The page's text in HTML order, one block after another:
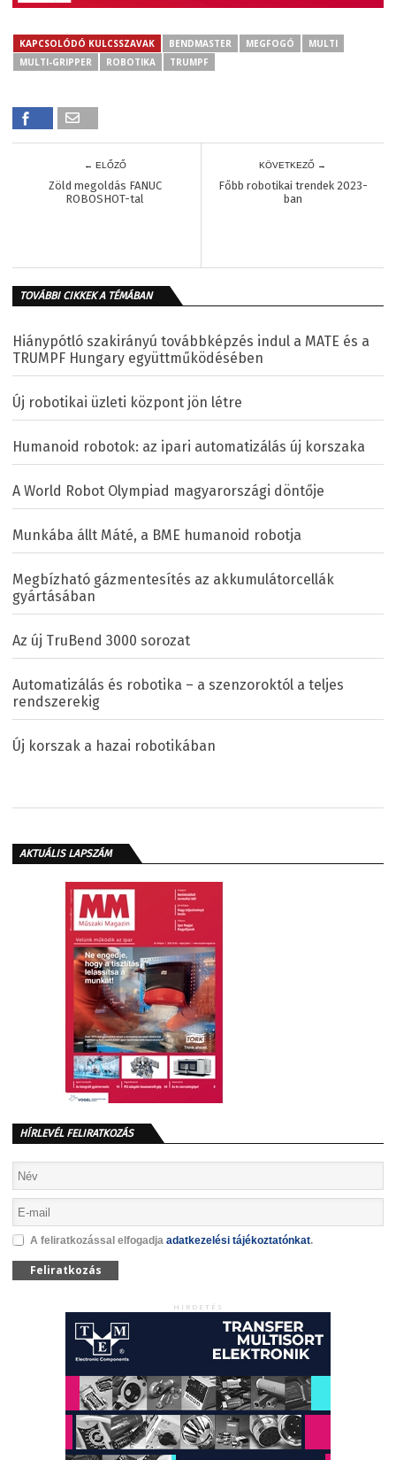
KAPCSOLÓDÓ KULCSSZAVAK BENDMASTER MEGFOGÓ
MULTI
MULTI-GRIPPER
ROBOTIKA TRUMPF
← ELŐZŐ
Zöld megoldás FANUC
ROBOSHOT-tal
KÖVETKEZŐ →
Főbb robotikai trendek 2023-
ban
TOVÁBBI CIKKEK A TÉMÁBAN
Hiánypótló szakirányú továbbképzés indul a MATE és a
TRUMPF Hungary együttműködésében
Új robotikai üzleti központ jön létre
Humanoid robotok: az ipari automatizálás új korszaka
A World Robot Olympiad magyarországi döntője
Munkába állt Máté, a BME humanoid robotja
Megbízható gázmentesítés az akkumulátorcellák
gyártásában
Az új TruBend 3000 sorozat
Automatizálás és robotika – a szenzoroktól a teljes
rendszerekig
Új korszak a hazai robotikában
AKTUÁLIS LAPSZÁM
HÍRLEVÉL FELIRATKOZÁS
A feliratkozással elfogadja adatkezelési tájékoztatónkat.
Feliratkozás
HIRDETÉS